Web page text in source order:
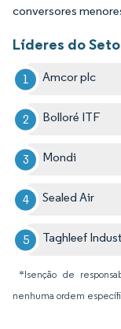
conversores
Líderes do
Amcor plc
Bolloré ITF
Mondi
Sealed Air
Taghleef
*Isenção de
nenhuma ordem